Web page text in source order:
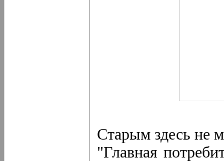
Старым здесь не
"Главная